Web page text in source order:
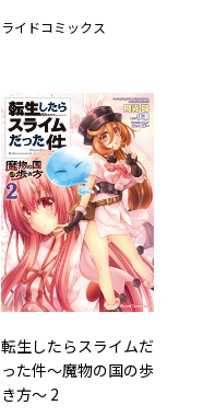
ライドコミックス
転生したらスライムだ
った件～魔物の国の歩
き方～ 2